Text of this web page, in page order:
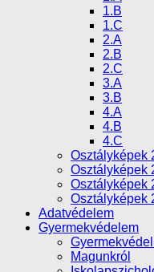
1.B
1.C
2.A
2.B
2.C
3.A
3.B
4.A
4.B
4.C
Osztályképek
Osztályképek
Osztályképek
Osztályképek
Adatvédelem
Gyermekvédelem
Magunkról